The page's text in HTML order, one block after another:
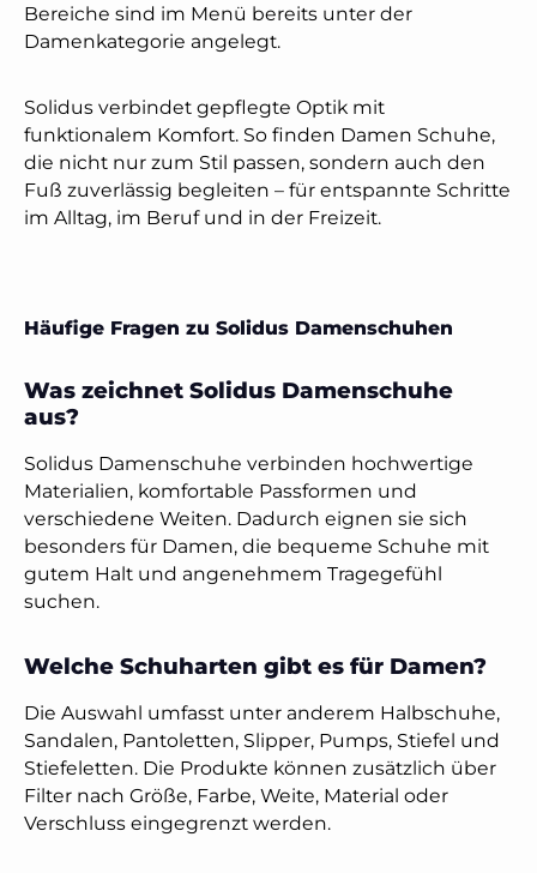
Bereiche sind im Menü bereits unter der
Damenkategorie angelegt.
Solidus verbindet gepflegte Optik mit
funktionalem Komfort. So finden Damen Schuhe,
die nicht nur zum Stil passen, sondern auch den
Fuß zuverlässig begleiten – für entspannte Schritte
im Alltag, im Beruf und in der Freizeit.
Häufige Fragen zu Solidus Damenschuhen
Was zeichnet Solidus Damenschuhe
aus?
Solidus Damenschuhe verbinden hochwertige
Materialien, komfortable Passformen und
verschiedene Weiten. Dadurch eignen sie sich
besonders für Damen, die bequeme Schuhe mit
gutem Halt und angenehmem Tragegefühl
suchen.
Welche Schuharten gibt es für Damen?
Die Auswahl umfasst unter anderem Halbschuhe,
Sandalen, Pantoletten, Slipper, Pumps, Stiefel und
Stiefeletten. Die Produkte können zusätzlich über
Filter nach Größe, Farbe, Weite, Material oder
Verschluss eingegrenzt werden.